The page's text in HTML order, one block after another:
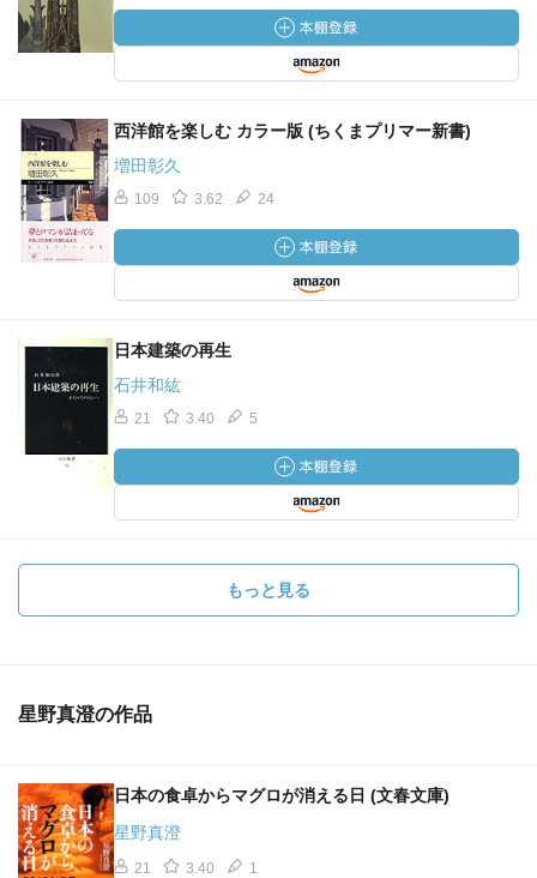
西洋館を楽しむ カラー版 (ちくまプリマー新書)
増田彰久
109 3.62 24
日本建築の再生
石井和紘
21 3.40 5
もっと見る
星野真澄の作品
日本の食卓からマグロが消える日 (文春文庫)
星野真澄
21 3.40 1